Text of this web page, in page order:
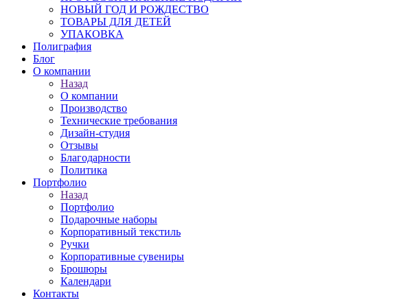
НОВЫЙ ГОД И РОЖДЕСТВО
ТОВАРЫ ДЛЯ ДЕТЕЙ
УПАКОВКА
Полиграфия
Блог
О компании
Назад
О компании
Производство
Технические требования
Дизайн-студия
Отзывы
Благодарности
Политика
Портфолио
Назад
Портфолио
Подарочные наборы
Корпоративный текстиль
Ручки
Корпоративные сувениры
Брошюры
Календари
Контакты